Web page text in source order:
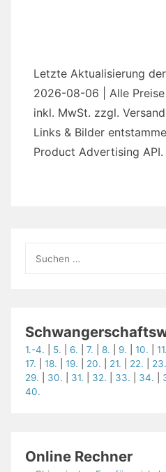
Letzte Aktualisierung
2026-08-06 | Alle
inkl. MwSt. zzgl.
Links & Bilder
Product Advertising API.
nach:
1.-4. 5. 6. |7. |8. 9. |10. |11.
17. |18. |19. 20. 21. 22. 23.
29.
30. 31. 32. 33. 34.
40.
Online Rechner